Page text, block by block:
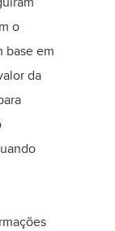
o
base em
da